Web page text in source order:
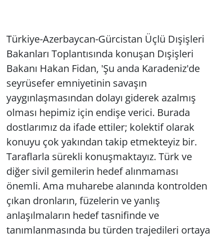
Türkiye-Azerbaycan-Gürcistan Üçlü Dışişleri
Bakanları Toplantısında konuşan Dışişleri
Bakanı Hakan Fidan, 'Şu anda Karadeniz'de
seyrüsefer emniyetinin savaşın
yaygınlaşmasından dolayı giderek azalmış
olması hepimiz için endişe verici. Burada
dostlarımız da ifade ettiler; kolektif olarak
konuyu çok yakından takip etmekteyiz bir.
Taraflarla sürekli konuşmaktayız. Türk ve
diğer sivil gemilerin hedef alınmaması
önemli. Ama muharebe alanında kontrolden
çıkan dronların, füzelerin ve yanlış
anlaşılmaların hedef tasnifinde ve
tanımlanmasında bu türden trajedileri ortaya